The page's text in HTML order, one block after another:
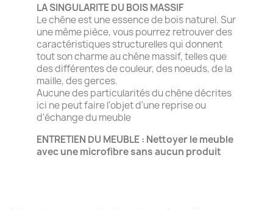
LA SINGULARITE DU BOIS MASSIF
Le chêne est une essence de bois naturel. Sur
une même pièce, vous pourrez retrouver des
caractéristiques structurelles qui donnent
tout son charme au chêne massif, telles que
des différentes de couleur, des noeuds, de la
maille, des gerces.
Aucune des particularités du chêne décrites
ici ne peut faire l'objet d'une reprise ou
d'échange du meuble
ENTRETIEN DU MEUBLE : Nettoyer le meuble
avec une microfibre sans aucun produit